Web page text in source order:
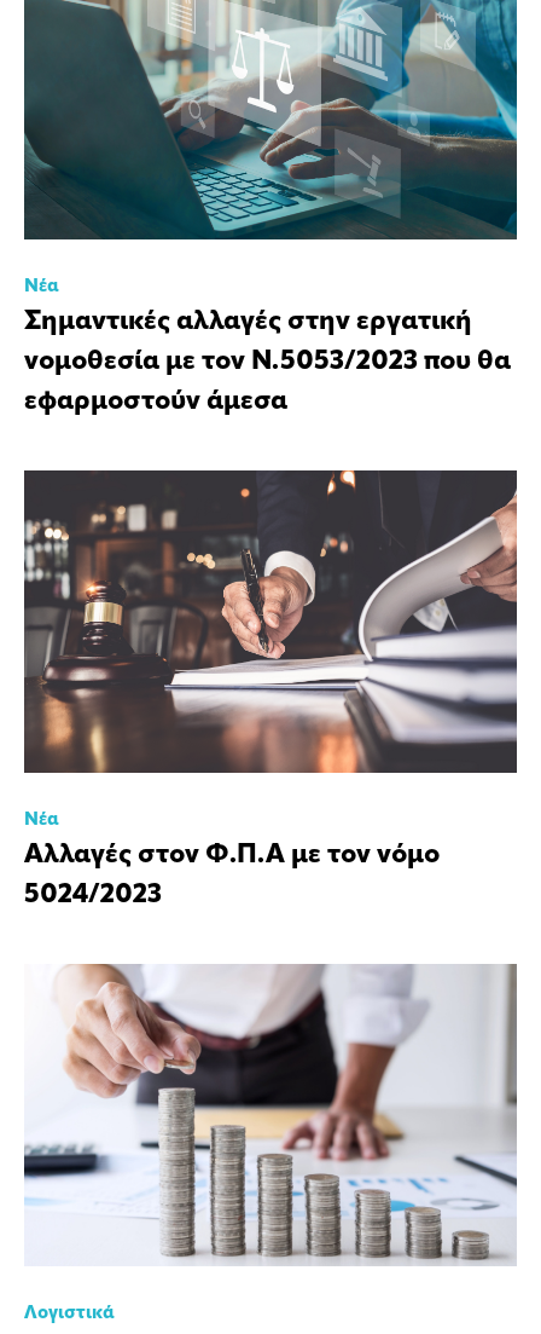
Νέα
Σημαντικές αλλαγές στην εργατική
νομοθεσία με τον Ν.5053/2023 που θα
εφαρμοστούν άμεσα
Νέα
Αλλαγές στον Φ.Π.Α με τον νόμο
5024/2023
Λογιστικά